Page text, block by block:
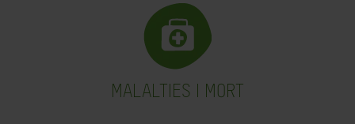
MALALTIES I MORT